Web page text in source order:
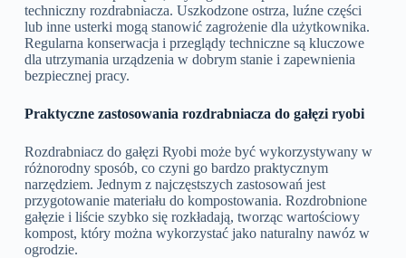
techniczny rozdrabniacza. Uszkodzone ostrza, luźne części
lub inne usterki mogą stanowić zagrożenie dla użytkownika.
Regularna konserwacja i przeglądy techniczne są kluczowe
dla utrzymania urządzenia w dobrym stanie i zapewnienia
bezpiecznej pracy.
Praktyczne zastosowania rozdrabniacza do gałęzi ryobi
Rozdrabniacz do gałęzi Ryobi może być wykorzystywany w
różnorodny sposób, co czyni go bardzo praktycznym
narzędziem. Jednym z najczęstszych zastosowań jest
przygotowanie materiału do kompostowania. Rozdrobnione
gałęzie i liście szybko się rozkładają, tworząc wartościowy
kompost, który można wykorzystać jako naturalny nawóz w
ogrodzie.